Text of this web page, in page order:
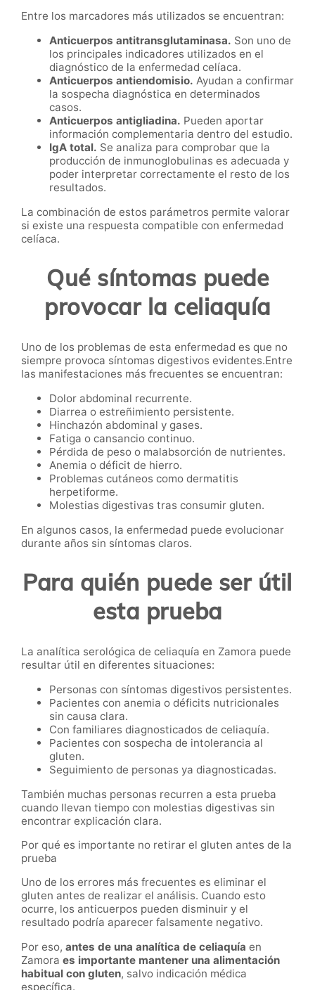
Entre los marcadores más utilizados se encuentran:
Anticuerpos antitransglutaminasa. Son uno de
los principales indicadores utilizados en el
diagnóstico de la enfermedad celíaca.
Anticuerpos antiendomisio. Ayudan a confirmar
la sospecha diagnóstica en determinados
casos.
Anticuerpos antigliadina. Pueden aportar
información complementaria dentro del estudio.
IgA total. Se analiza para comprobar que la
producción de inmunoglobulinas es adecuada y
poder interpretar correctamente el resto de los
resultados.
La combinación de estos parámetros permite valorar
si existe una respuesta compatible con enfermedad
celíaca.
Qué síntomas puede
provocar la celiaquía
Uno de los problemas de esta enfermedad es que no
siempre provoca síntomas digestivos evidentes.Entre
las manifestaciones más frecuentes se encuentran:
Dolor abdominal recurrente.
Diarrea o estreñimiento persistente.
Hinchazón abdominal y gases.
Fatiga o cansancio continuo.
Pérdida de peso o malabsorción de nutrientes.
Anemia o déficit de hierro.
Problemas cutáneos como dermatitis
herpetiforme.
Molestias digestivas tras consumir gluten.
En algunos casos, la enfermedad puede evolucionar
durante años sin síntomas claros.
Para quién puede ser útil
esta prueba
La analítica serológica de celiaquía en Zamora puede
resultar útil en diferentes situaciones:
Personas con síntomas digestivos persistentes.
Pacientes con anemia o déficits nutricionales
sin causa clara.
Con familiares diagnosticados de celiaquía.
Pacientes con sospecha de intolerancia al
gluten.
Seguimiento de personas ya diagnosticadas.
También muchas personas recurren a esta prueba
cuando llevan tiempo con molestias digestivas sin
encontrar explicación clara.
Por qué es importante no retirar el gluten antes de la
prueba
Uno de los errores más frecuentes es eliminar el
gluten antes de realizar el análisis. Cuando esto
ocurre, los anticuerpos pueden disminuir y el
resultado podría aparecer falsamente negativo.
Por eso, antes de una analítica de celiaquía en
Zamora es importante mantener una alimentación
habitual con gluten, salvo indicación médica
específica.